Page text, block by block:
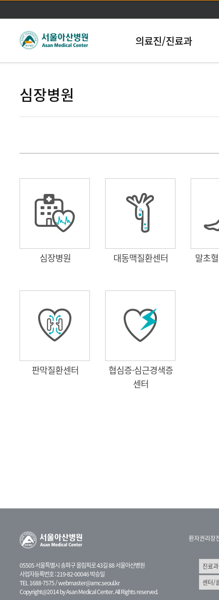
본문바로가기
의료진/진료과
심장병원
심장병원 대동맥질환센터 말초
판막질환센터
협심증·심근경색증
센터
05505 서울특별시 송파구 올림픽로 43길 88 서울아산병원
사업자등록번호 : 219-82-00046 박승일
TEL 1688-7575 /webmaster@amc.seoul.kr
Copyright@2014 by Asan Medical Center. All Rights reserved.
환자권리장